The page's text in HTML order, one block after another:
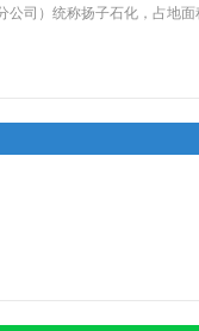
公司）统称扬子石化，占地